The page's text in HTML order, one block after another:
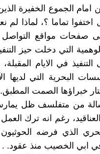
امام الجموع الخفيرة
اختفوا تماما ؟، لماذا
صفحات مواقع
التي دخلت حيز
التنفيذ في الايام
البحرية التي
خبراؤها الصمت
من متفلسف ظل يمارس
الذي فرضه
ابي الخصيب منذ عقود. .